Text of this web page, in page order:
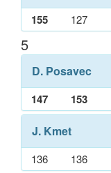
155 127
5
D. Posavec
147 153
J. Kmet
136 136